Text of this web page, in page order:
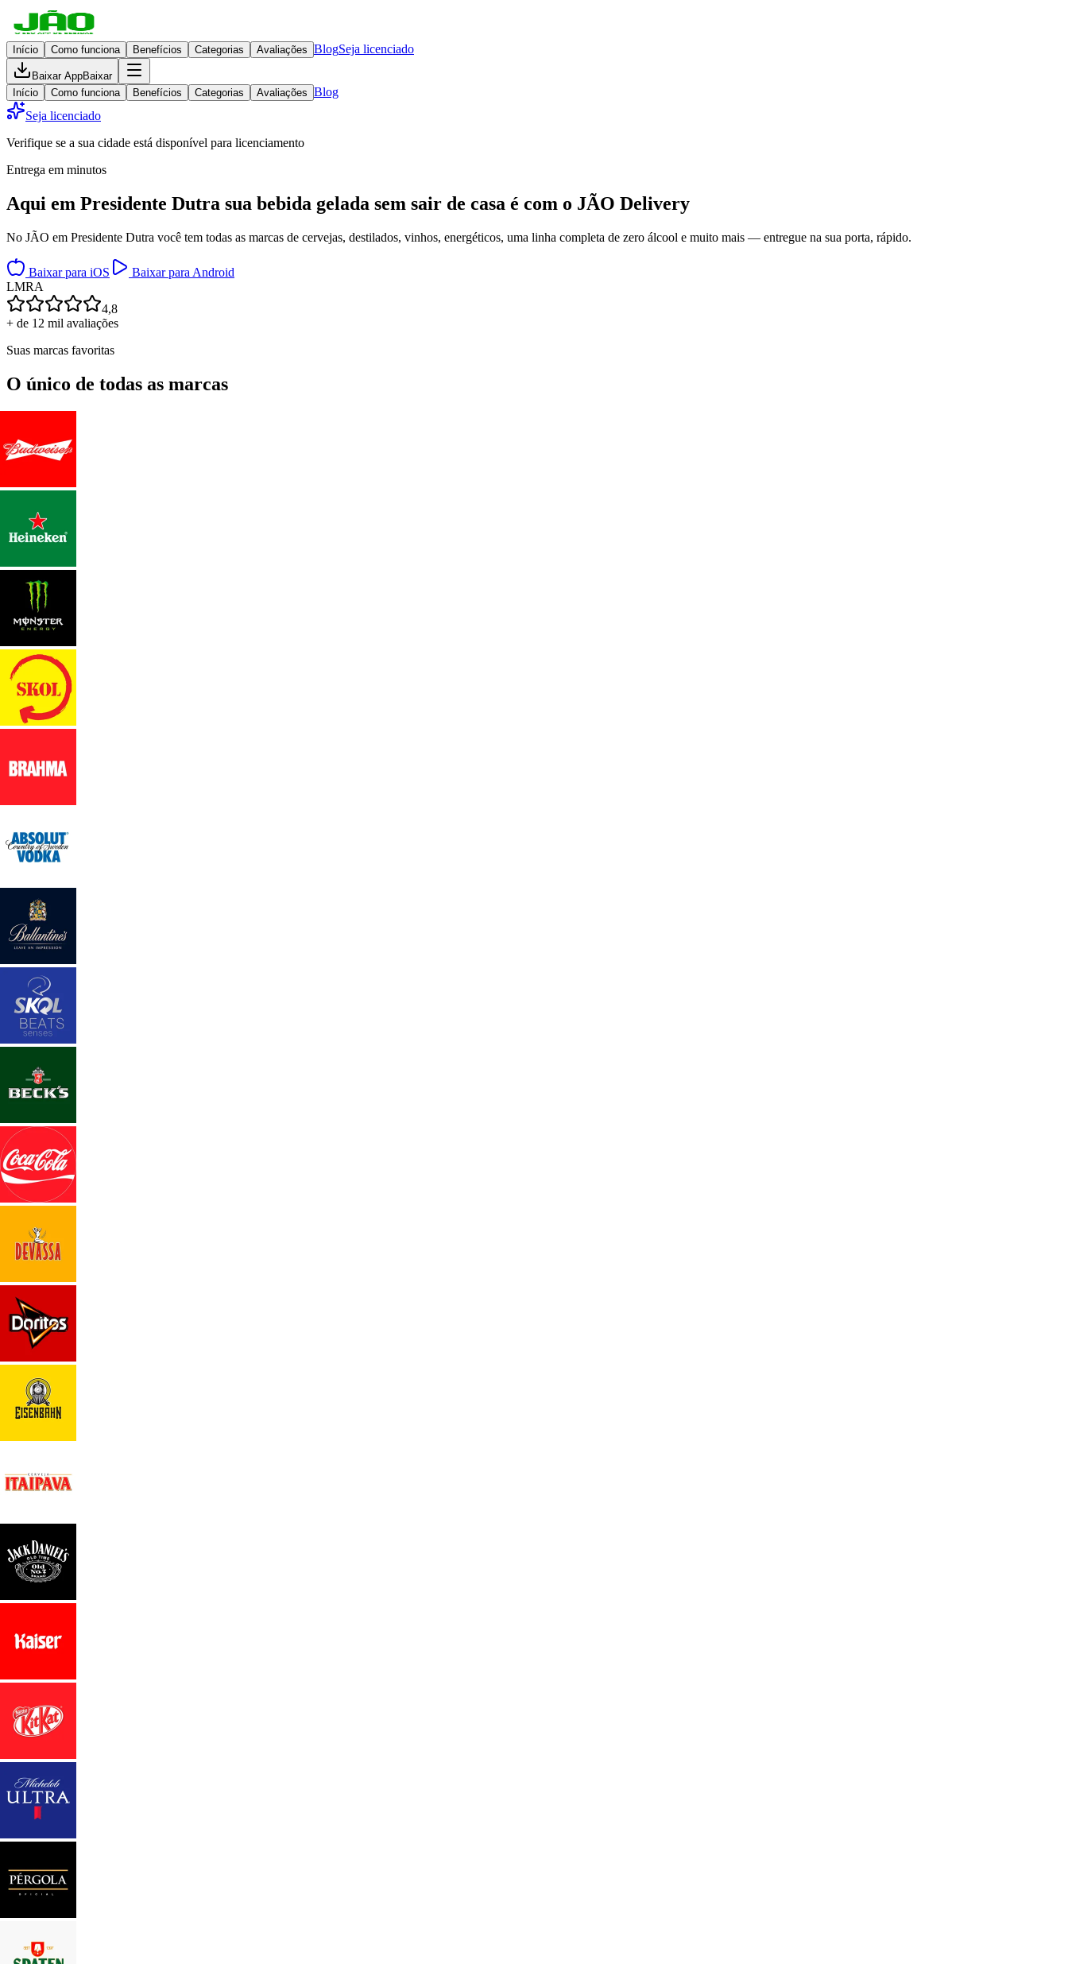
Início Como funciona Benefícios Categorias Avaliações BlogSeja licenciado
Baixar AppBaixar
Início
Como funciona Benefícios Categorias Avaliações Blog
Seja licenciado
Verifique se a sua cidade está disponível para licenciamento
Entrega em minutos
Aqui em Presidente Dutra sua bebida gelada sem sair de casa é com o JÃO Delivery
No JÃO em Presidente Dutra você tem todas as marcas de cervejas, destilados, vinhos, energéticos, uma linha completa de zero álcool e muito mais — entregue na sua porta, rápido.
Baixar para iOS
Baixar para Android
LMRA
4,8
+ de 12 mil avaliações
Suas marcas favoritas
O único de todas as marcas